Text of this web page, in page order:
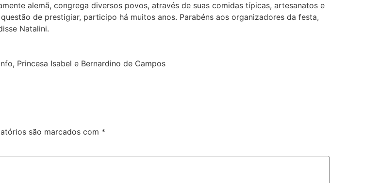
alemã, congrega diversos povos, através de suas comidas típicas, artesanatos e
de prestigiar, participo há muitos anos. Parabéns aos organizadores da festa,
Natalini.
Princesa Isabel e Bernardino de Campos
são marcados com *